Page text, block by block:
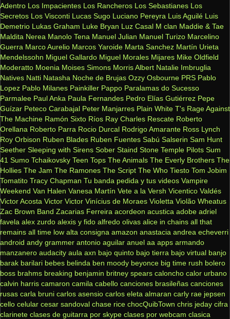
Adentro Los Impacientes Los Rancheros Los Sebastianes Los
Secretos Los Visconti Lucas Sugo Luciano Pereyra Luis Aguilé Luis
Demetrio Lukas Graham Luke Bryan Luz Casal M clan Maddie & Tae
Maldita Nerea Manolo Tena Manuel Julian Manuel Turizo Marcelino
Guerra Marco Aurelio Marcos Yaroide Marta Sanchez Martín Urieta
Mendelssohn Miguel Gallardo Miguel Morales Mijares Mike Oldfield
Moderatto Moenia Moises Simons Morris Albert Natalie Imbruglia
Natives Natti Natasha Noche de Brujas Ozzy Osbourne PRS Pablo
Lopez Pablo Milanes Painkiller Pappo Paralamas do Sucesso
Parmalee Paul Anka Paula Fernandes Pedro Elías Gutiérrez Pepe
Guízar Peteco Carabajal Peter Manjarres Plain White T's Rage Against
The Machine Ramón Sixto Ríos Ray Charles Rescate Roberto
Orellana Roberto Parra Rocio Durcal Rodrigo Amarante Ross Lynch
Roy Orbison Ruben Blades Ruben Fuentes Sabú Salserin Sam Hunt
Seether Sleeping with Sirens Sober Staind Stone Temple Pilots Sum
41 Sumo Tchaikovsky Teen Tops The Animals The Everly Brothers The
Hollies The Jam The Ramones The Script The Who Tiesto Tom Jobim
Tomatito Tracy Chapman Tu banda pedida y tus videos Vampire
Weekend Van Halen Vanesa Martín Vete a la Versh Vicentico Valdés
Victor Acosta Victor Victor Vinícius de Moraes Violetta Violão Wheatus
Zac Brown Band Zacarias Ferreira acordeon acustica adobe adriel
favela alex zurdo alexis y fido alfredo olivas alice in chains all that
remains all time low alta consigna amazon anastacia andrea echeverri
android andy grammer antonio aguilar anuel aa apps armando
manzanero audacity aula axn bajo quinto bajo tierra bajo virtual banjo
barak barilari bebes belinda ben moody beyonce big time rush bolero
boss brahms breaking benjamin britney spears caloncho calor urbano
calvin harris camaron camila cabello canciones brasileñas canciones
rusas carla bruni carlos asensio carlos eleta almaran carly rae jepsen
cello celular cesar sandoval chase rice chocQuibTown chris jeday cifra
clarinete clases de guitarra por skype clases por webcam clasica